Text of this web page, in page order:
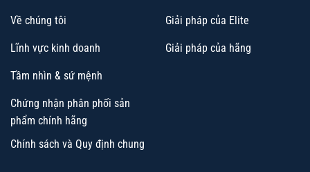
Về chúng tôi
Lĩnh vực kinh doanh
Tầm nhìn & sứ mệnh
Chứng nhận phân phối sản
phẩm chính hãng
Chính sách và Quy định chung
Giải pháp của Elite
Giải pháp của hãng